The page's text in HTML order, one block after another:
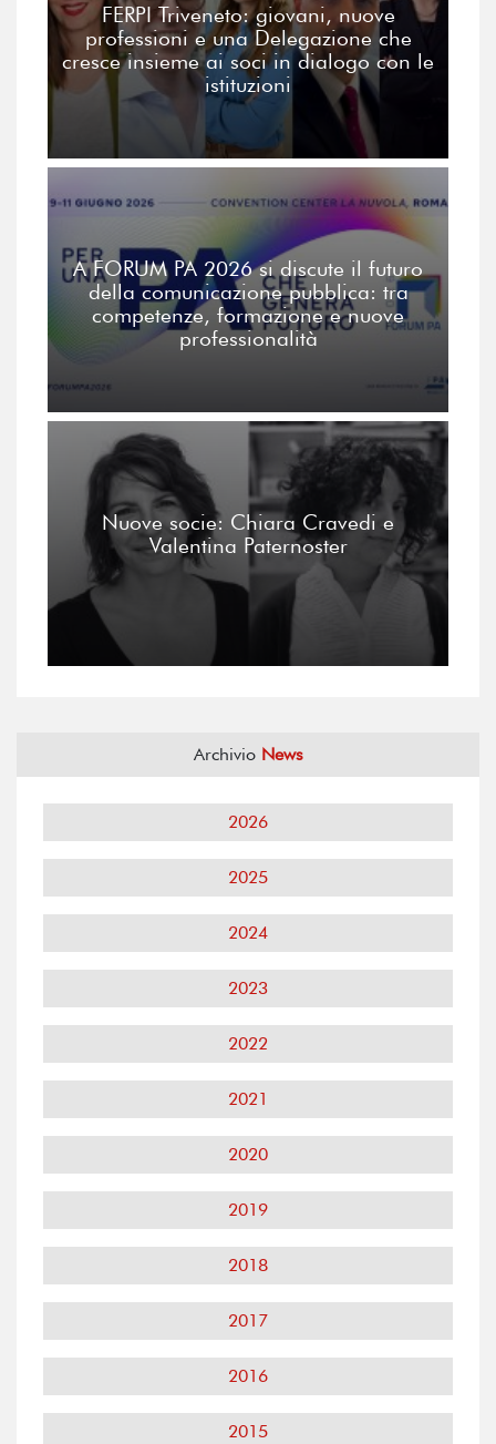
FERPI Triveneto: giovani, nuove
professioni e una Delegazione che
cresce insieme ai soci in dialogo con le
istituzioni
A FORUM PA 2026 si discute il futuro
della comunicazione pubblica: tra
competenze, formazione e nuove
professionalità
Nuove socie: Chiara Cravedi e
Valentina Paternoster
Archivio News
2026
2025
2024
2023
2022
2021
2020
2019
2018
2017
2016
2015